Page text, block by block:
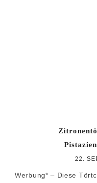
22.
Werbung* – Diese